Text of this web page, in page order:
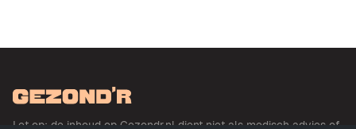
Let op: de inhoud op Gezondr.nl dient niet als medisch advies of